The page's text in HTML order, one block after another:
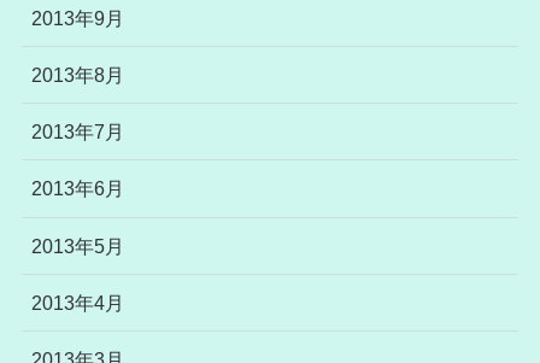
2013年9月
2013年8月
2013年7月
2013年6月
2013年5月
2013年4月